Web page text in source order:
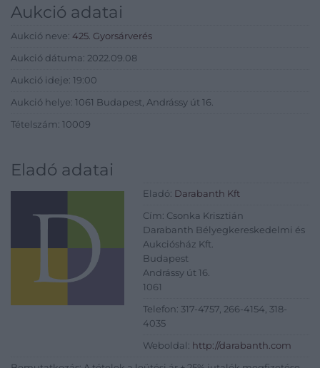
Aukció adatai
Aukció neve: 425. Gyorsárverés
Aukció dátuma: 2022.09.08
Aukció ideje: 19:00
Aukció helye: 1061 Budapest, Andrássy út 16.
Tételszám: 10009
Eladó adatai
Eladó: Darabanth Kft
Cím: Csonka Krisztián
Darabanth Bélyegkereskedelmi és
Aukciósház Kft.
Budapest
Andrássy út 16.
1061
Telefon: 317-4757, 266-4154, 318-
4035
Weboldal: http://darabanth.com